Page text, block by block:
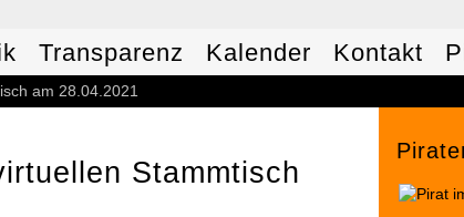
Transparenz Kalender Kontakt
am 28.04.2021
Stammtisch